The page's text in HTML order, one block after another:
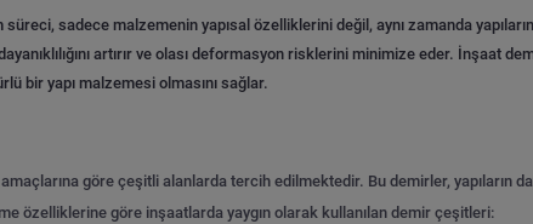
sadece malzemenin yapısal özelliklerini değil, aynı zamanda
artırır ve olası deformasyon risklerini minimize eder. İnşaat
bir yapı malzemesi olmasını sağlar.
göre çeşitli alanlarda tercih edilmektedir. Bu demirler, yapıların
özelliklerine göre inşaatlarda yaygın olarak kullanılan demir çeşitleri: